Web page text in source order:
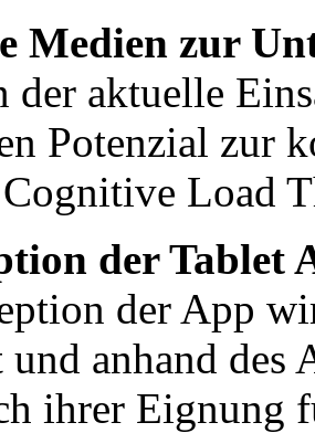
Medien zur
der aktuelle
Potenzial zur
Load
der Tablet
der App
und anhand des
ihrer Eignung